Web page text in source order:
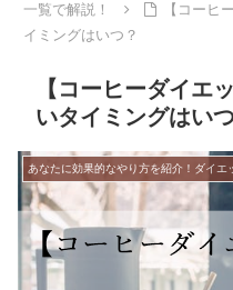
一覧で解説！
【コーヒ
イミングはいつ？
【コーヒーダイエ
いタイミングはい